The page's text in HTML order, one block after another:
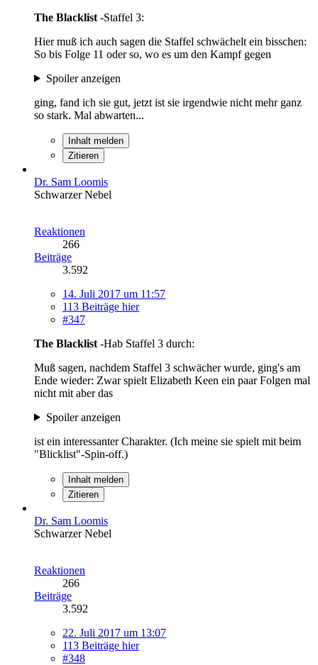
The Blacklist -Staffel 3:
Hier muß ich auch sagen die Staffel schwächelt ein bisschen:
So bis Folge 11 oder so, wo es um den Kampf gegen
Spoiler anzeigen
ging, fand ich sie gut, jetzt ist sie irgendwie nicht mehr ganz
so stark. Mal abwarten...
Inhalt melden
Zitieren
Dr. Sam Loomis
Schwarzer Nebel
Reaktionen
266
Beiträge
3.592
14. Juli 2017 um 11:57
113 Beiträge hier
#347
The Blacklist -Hab Staffel 3 durch:
Muß sagen, nachdem Staffel 3 schwächer wurde, ging's am
Ende wieder: Zwar spielt Elizabeth Keen ein paar Folgen mal
nicht mit aber das
Spoiler anzeigen
ist ein interessanter Charakter. (Ich meine sie spielt mit beim
"Blicklist"-Spin-off.)
Inhalt melden
Zitieren
Dr. Sam Loomis
Schwarzer Nebel
Reaktionen
266
Beiträge
3.592
22. Juli 2017 um 13:07
113 Beiträge hier
#348